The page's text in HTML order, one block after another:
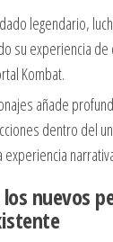
legendario,
su experiencia
Kombat.
añade
dentro del
nuevos